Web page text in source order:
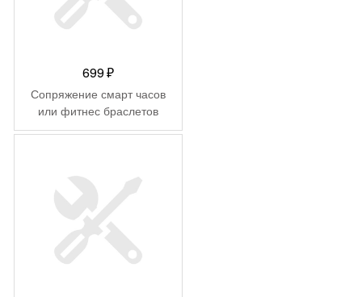
699₽
Сопряжение смарт часов
или фитнес браслетов